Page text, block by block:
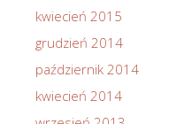
kwiecień 2015
grudzień 2014
październik 2014
kwiecień 2014